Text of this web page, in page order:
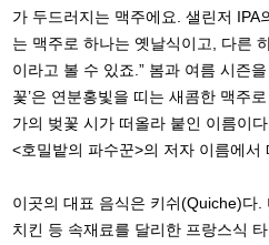
가 두드러지는 맥주에요. 샐린저 IPA
는 맥주로 하나는 옛날식이고, 다른
이라고 볼 수 있죠.” 봄과 여름 시즌
꽃’은 연분홍빛을 띠는 새콤한 맥주
가의 벚꽃 시가 떠올라 붙인 이름이다
<호밀밭의 파수꾼>의 저자 이름에서
이곳의 대표 음식은 키쉬(Quiche)다.
치킨 등 속재료를 달리한 프랑스식